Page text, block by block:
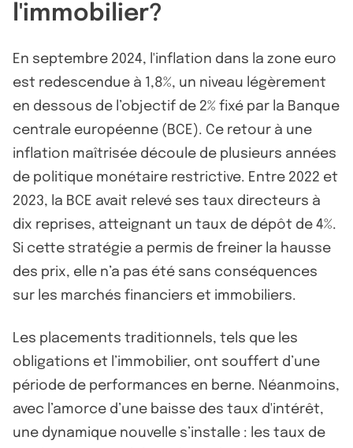
l'immobilier?
En septembre 2024, l'inflation dans la zone euro
est redescendue à 1,8%, un niveau légèrement
en dessous de l’objectif de 2% fixé par la Banque
centrale européenne (BCE). Ce retour à une
inflation maîtrisée découle de plusieurs années
de politique monétaire restrictive. Entre 2022 et
2023, la BCE avait relevé ses taux directeurs à
dix reprises, atteignant un taux de dépôt de 4%.
Si cette stratégie a permis de freiner la hausse
des prix, elle n’a pas été sans conséquences
sur les marchés financiers et immobiliers.
Les placements traditionnels, tels que les
obligations et l’immobilier, ont souffert d’une
période de performances en berne. Néanmoins,
avec l’amorce d’une baisse des taux d'intérêt,
une dynamique nouvelle s’installe : les taux de